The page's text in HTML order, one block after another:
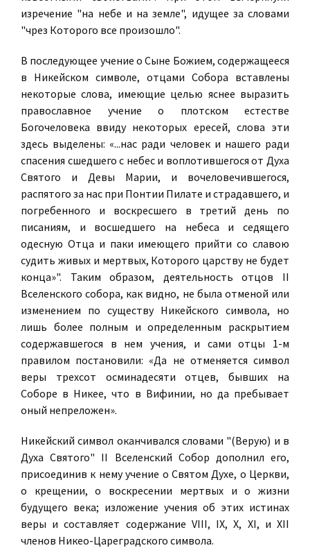
изречение "на небе и на земле", идущее за словами
"чрез Которого все произошло".
В последующее учение о Сыне Божием, содержащееся
в Никейском символе, отцами Собора вставлены
некоторые слова, имеющие целью яснее выразить
православное учение о плотском естестве
Богочеловека ввиду некоторых ересей, слова эти
здесь выделены: «...нас ради человек и нашего ради
спасения сшедшего с небес и воплотившегося от Духа
Святого и Девы Марии, и вочеловечившегося,
распятого за нас при Понтии Пилате и страдавшего, и
погребенного и воскресшего в третий день по
писаниям, и восшедшего на небеса и седящего
одесную Отца и паки имеющего прийти со славою
судить живых и мертвых, Которого царству не будет
конца»". Таким образом, деятельность отцов II
Вселенского собора, как видно, не была отменой или
изменением по существу Никейского символа, но
лишь более полным и определенным раскрытием
содержавшегося в нем учения, и сами отцы 1-м
правилом постановили: «Да не отменяется символ
веры трехсот осминадесяти отцев, бывших на
Соборе в Никее, что в Вифинии, но да пребывает
оный непреложен».
Никейский символ оканчивался словами "(Верую) и в
Духа Святого" II Вселенский Собор дополнил его,
присоединив к нему учение о Святом Духе, о Церкви,
о крещении, о воскресении мертвых и о жизни
будущего века; изложение учения об этих истинах
веры и составляет содержание VIII, IX, X, XI, и XII
членов Никео-Цареградского символа.